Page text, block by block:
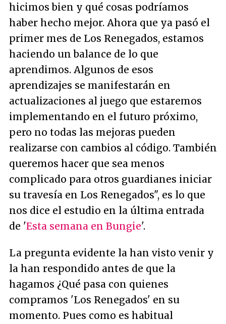
hicimos bien y qué cosas podríamos
haber hecho mejor. Ahora que ya pasó el
primer mes de Los Renegados, estamos
haciendo un balance de lo que
aprendimos. Algunos de esos
aprendizajes se manifestarán en
actualizaciones al juego que estaremos
implementando en el futuro próximo,
pero no todas las mejoras pueden
realizarse con cambios al código. También
queremos hacer que sea menos
complicado para otros guardianes iniciar
su travesía en Los Renegados", es lo que
nos dice el estudio en la última entrada
de 'Esta semana en Bungie'.
La pregunta evidente la han visto venir y
la han respondido antes de que la
hagamos ¿Qué pasa con quienes
compramos 'Los Renegados' en su
momento. Pues como es habitual